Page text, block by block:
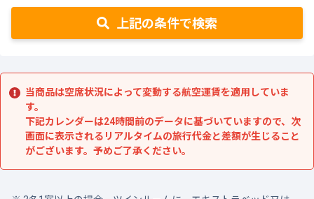
上記の条件で検索
当商品は空席状況によって変動する航空運賃を適用していま
す。
下記カレンダーは24時間前のデータに基づいていますので、次
画面に表示されるリアルタイムの旅行代金と差額が生じること
がございます。予めご了承ください。